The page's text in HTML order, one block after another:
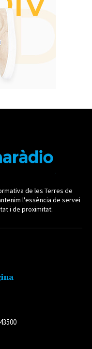
de les Terres de
l'essència de servei
i de proximitat.